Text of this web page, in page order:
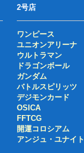
2号店
ワンピース
ユニオンアリーナ
ウルトラマン
ドラゴンボール
ガンダム
バトルスピリッツ
デジモンカード
OSICA
FFTCG
開運コロシアム
アンジュ・ユナイト